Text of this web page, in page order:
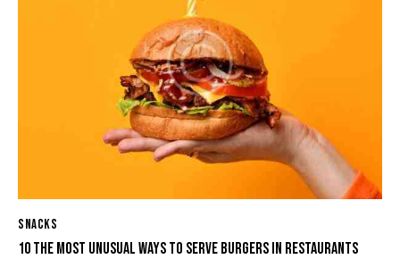
SNACKS
10 THE MOST UNUSUAL WAYS TO SERVE BURGERS IN RESTAURANTS